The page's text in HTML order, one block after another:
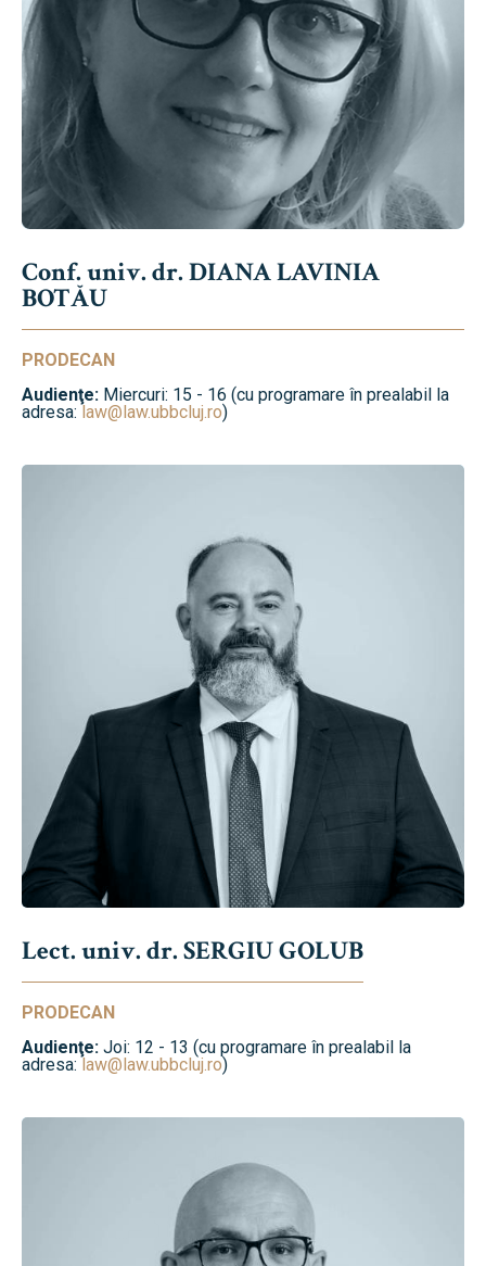
Conf. univ. dr. DIANA LAVINIA
BOTĂU
PRODECAN
Audienţe: Miercuri: 15 - 16 (cu programare în prealabil la
adresa: law@law.ubbcluj.ro)
Lect. univ. dr. SERGIU GOLUB
PRODECAN
Audienţe: Joi: 12 - 13 (cu programare în prealabil la
adresa:law@law.ubbcluj.ro)